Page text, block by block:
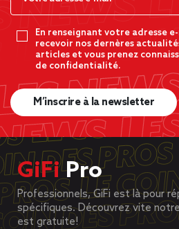
En renseignant votre adresse
recevoir nos dernères
articles et vous prenez
de confidentialité.
M’inscrire à la newsletter
GiFiPro
Professionnels, GiFi est là pour
spécifiques. Découvrez vite
est gratuite!